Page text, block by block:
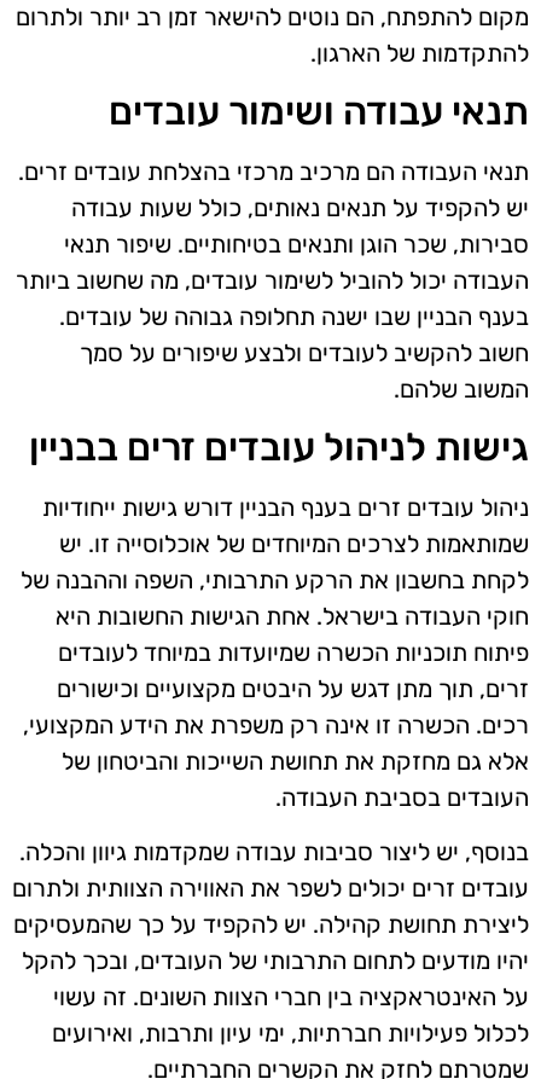
מקום להתפתח, הם נוטים להישאר זמן רב יותר ולתרום
להתקדמות של הארגון.
תנאי עבודה ושימור עובדים
תנאי העבודה הם מרכיב מרכזי בהצלחת עובדים זרים.
יש להקפיד על תנאים נאותים, כולל שעות עבודה
סבירות, שכר הוגן ותנאים בטיחותיים. שיפור תנאי
העבודה יכול להוביל לשימור עובדים, מה שחשוב ביותר
בענף הבניין שבו ישנה תחלופה גבוהה של עובדים.
חשוב להקשיב לעובדים ולבצע שיפורים על סמך
המשוב שלהם.
גישות לניהול עובדים זרים בבניין
ניהול עובדים זרים בענף הבניין דורש גישות ייחודיות
שמותאמות לצרכים המיוחדים של אוכלוסייה זו. יש
לקחת בחשבון את הרקע התרבותי, השפה וההבנה של
חוקי העבודה בישראל. אחת הגישות החשובות היא
פיתוח תוכניות הכשרה שמיועדות במיוחד לעובדים
זרים, תוך מתן דגש על היבטים מקצועיים וכישורים
רכים. הכשרה זו אינה רק משפרת את הידע המקצועי,
אלא גם מחזקת את תחושת השייכות והביטחון של
העובדים בסביבת העבודה.
בנוסף, יש ליצור סביבות עבודה שמקדמות גיוון והכלה.
עובדים זרים יכולים לשפר את האווירה הצוותית ולתרום
ליצירת תחושת קהילה. יש להקפיד על כך שהמעסיקים
יהיו מודעים לתחום התרבותי של העובדים, ובכך להקל
על האינטראקציה בין חברי הצוות השונים. זה עשוי
לכלול פעילויות חברתיות, ימי עיון ותרבות, ואירועים
שמטרתם לחזק את הקשרים החברתיים.